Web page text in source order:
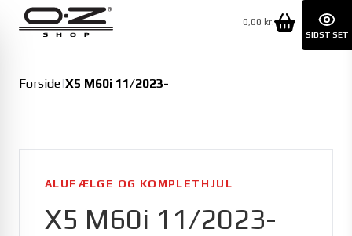
0,00 kr.
Forside|X5 M60i 11/2023-
ALUFÆLGE OG KOMPLETHJUL
X5 M60i 11/2023-
SIDST SET